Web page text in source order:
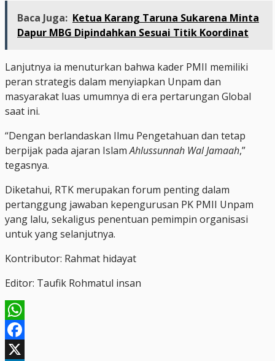
Baca Juga: Ketua Karang Taruna Sukarena Minta
Dapur MBG Dipindahkan Sesuai Titik Koordinat
Lanjutnya ia menuturkan bahwa kader PMII memiliki
peran strategis dalam menyiapkan Unpam dan
masyarakat luas umumnya di era pertarungan Global
saat ini.
“Dengan berlandaskan Ilmu Pengetahuan dan tetap
berpijak pada ajaran IslamAhlussunnah Wal Jamaah,”
tegasnya.
Diketahui, RTK merupakan forum penting dalam
pertanggung jawaban kepengurusan PK PMII Unpam
yang lalu, sekaligus penentuan pemimpin organisasi
untuk yang selanjutnya.
Kontributor: Rahmat hidayat
Editor: Taufik Rohmatul insan
WhatsApp
Facebook